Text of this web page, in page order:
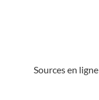
Sources en ligne